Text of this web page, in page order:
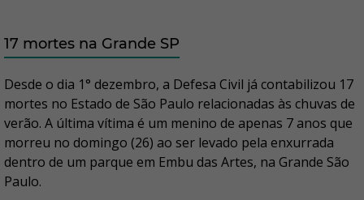
17 mortes na Grande SP
Desde o dia 1° dezembro, a Defesa Civil já contabilizou 17
mortes no Estado de São Paulo relacionadas às chuvas de
verão. A última vítima é um menino de apenas 7 anos que
morreu no domingo (26) ao ser levado pela enxurrada
dentro de um parque em Embu das Artes, na Grande São
Paulo.